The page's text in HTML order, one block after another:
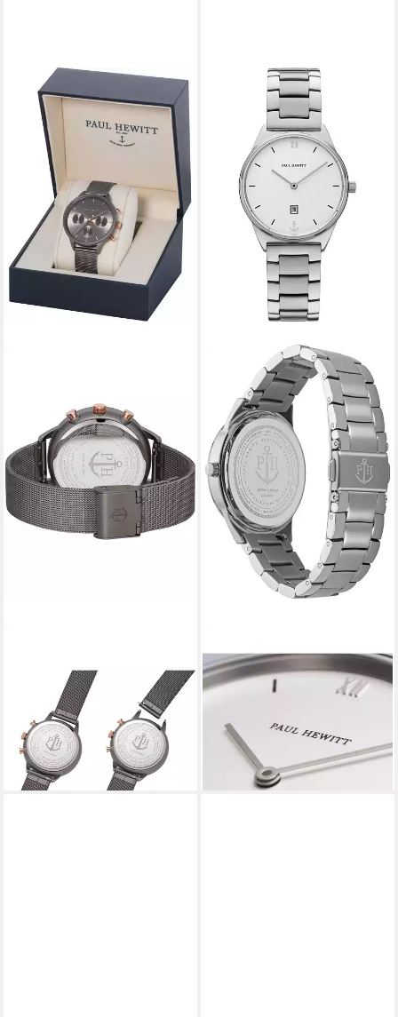
Damen-Uhren Analog Quarz
96,29 € 149,00 €
-35%
lieferbar - in 2-3 Werktagen bei dir
Quarzuhr Paul Hewitt Damen-
Uhren Analog Quarz
-35%
lieferbar - in 2-3 Werktagen bei dir